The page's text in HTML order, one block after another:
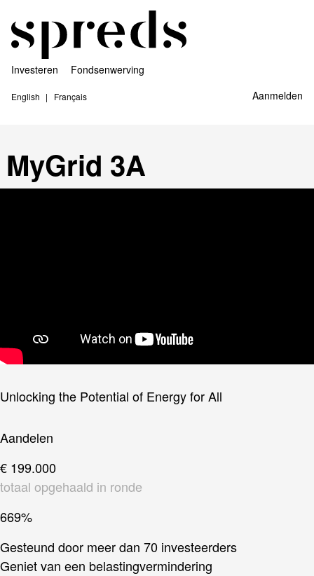
Investeren Fondsenwerving
English Français Aanmelden
MyGrid 3A
Unlocking the Potential of Energy for All
Aandelen
€ 199.000
totaal opgehaald in ronde
669%
Gesteund door meer dan 70 investeerders
Geniet van een belastingvermindering